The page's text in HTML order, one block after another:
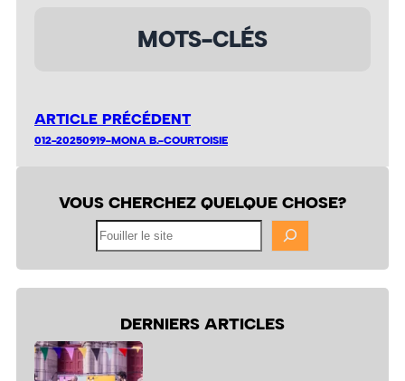
MOTS-CLÉS
ARTICLE PRÉCÉDENT
012-20250919-MONA B.-COURTOISIE
VOUS CHERCHEZ QUELQUE CHOSE?
DERNIERS ARTICLES